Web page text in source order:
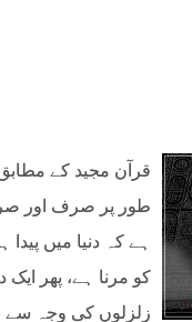
قرآن مجید کے
طور پر صرف اور
ہے کہ دنیا میں پیدا
کو مرنا ہے، پھر
زلزلوں کی وجہ سے